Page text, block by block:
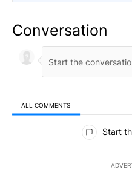
Conversation
ALL COMMENTS
All Comments
Start